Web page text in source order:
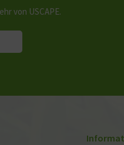
von USCAPE.